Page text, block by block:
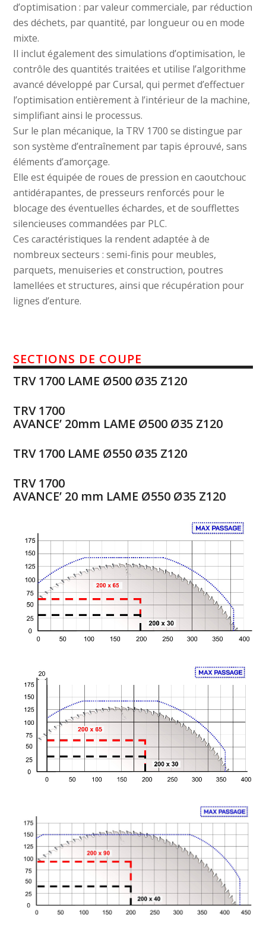
d’optimisation : par valeur commerciale, par réduction
des déchets, par quantité, par longueur ou en mode
mixte.
Il inclut également des simulations d’optimisation, le
contrôle des quantités traitées et utilise l’algorithme
avancé développé par Cursal, qui permet d’effectuer
l’optimisation entièrement à l’intérieur de la machine,
simplifiant ainsi le processus.
Sur le plan mécanique, la TRV 1700 se distingue par
son système d’entraînement par tapis éprouvé, sans
éléments d’amorçage.
Elle est équipée de roues de pression en caoutchouc
antidérapantes, de presseurs renforcés pour le
blocage des éventuelles échardes, et de soufflettes
silencieuses commandées par PLC.
Ces caractéristiques la rendent adaptée à de
nombreux secteurs : semi-finis pour meubles,
parquets, menuiseries et construction, poutres
lamellées et structures, ainsi que récupération pour
lignes d’enture.
SECTIONS DE COUPE
TRV 1700 LAME Ø500 Ø35 Z120
TRV 1700
AVANCE’ 20mm LAME Ø500 Ø35 Z120
TRV 1700 LAME Ø550 Ø35 Z120
TRV 1700
AVANCE’ 20 mm LAME Ø550 Ø35 Z120